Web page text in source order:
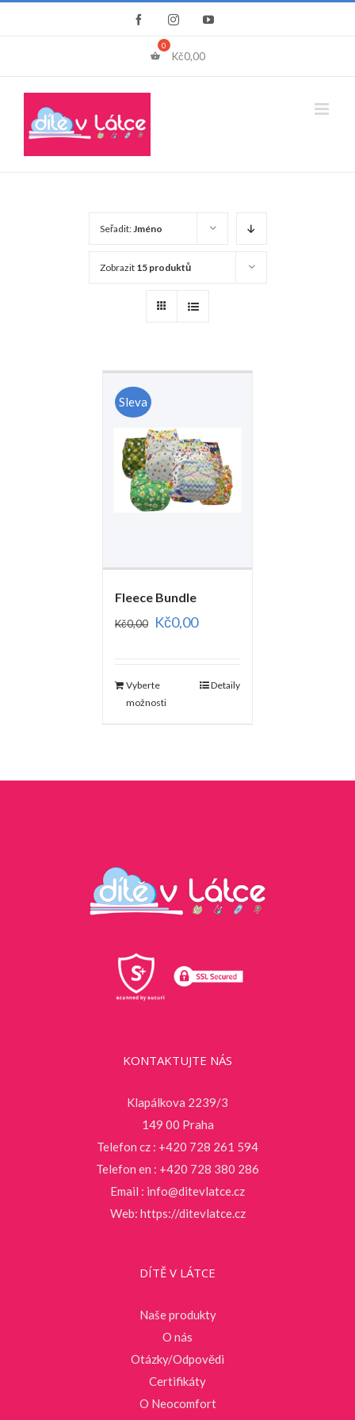
FacebookInstagramYouTube
Kč0,00
Seřadit:Jméno
Zobrazit 15 produktů
Sleva
Fleece Bundle
Kč0,00 Kč0,00
Vyberte
možnosti
Detaily
KONTAKTUJTE NÁS
Klapálkova 2239/3
149 00 Praha
Telefon cz : +420 728 261 594
Telefon en : +420 728 380 286
Email : info@ditevlatce.cz
Web: https://ditevlatce.cz
DÍTĚ V LÁTCE
Naše produkty
O nás
Otázky/Odpovědi
Certifikáty
O Neocomfort